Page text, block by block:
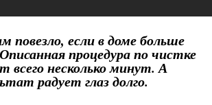
повезло, если в доме больше
процедура по чистке
всего несколько минут. А
радует глаз долго.